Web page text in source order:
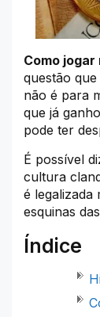
Como jogar
questão
não é para
que já
pode ter
É possível
cultura
é legalizada
esquinas
Índice